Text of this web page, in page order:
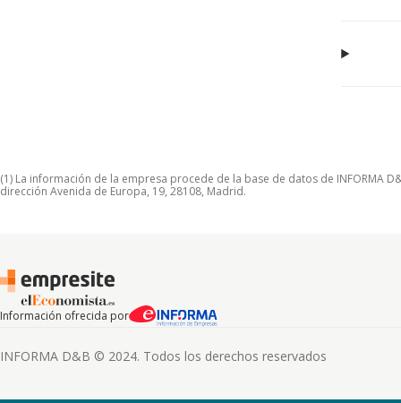
(1) La información de la empresa procede de la base de datos de INFORMA
dirección Avenida de Europa, 19, 28108, Madrid.
Información ofrecida por
INFORMA D&B © 2024. Todos los derechos reservados